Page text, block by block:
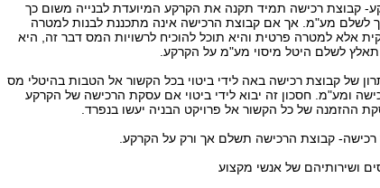
קבוצת רכישה תמיד תקנה את הקרקע המיועדת לבנייה משום כך
לשלם מע"מ. אך אם קבוצת הרכישה אינה מתכננת לבנות למטרה
אלא למטרה פרטית והיא תוכל להוכיח לרשויות המס דבר זה, היא
לשלם היטל מיסוי מע"מ על הקרקע.
של קבוצת רכישה באה לידי ביטוי בכל הקשור אל הטבות בהיטלי מס
ומע"מ. חסכון זה יבוא לידי ביטוי אם עסקת הרכישה של הקרקע
ההזמנה של כל הקשור אל פרויקט הבניה יעשו בנפרד.
קבוצת הרכישה תשלם אך ורק על הקרקע.
ושירותיהם של אנשי מקצוע